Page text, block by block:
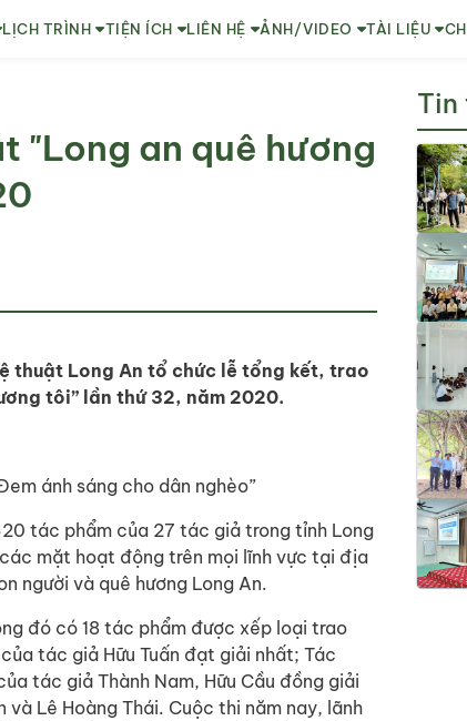
LỊCH TRÌNH TIỆN ÍCH LIÊN HỆ ẢNH/VIDEO TÀI LIỆU
"Long an quê hương
thuật Long An tổ chức lễ tổng kết, trao
tôi” lần thứ 32, năm 2020.
ánh sáng cho dân nghèo”
tác phẩm của 27 tác giả trong tỉnh Long
mặt hoạt động trên mọi lĩnh vực tại địa
người và quê hương Long An.
đó có 18 tác phẩm được xếp loại trao
tác giả Hữu Tuấn đạt giải nhất; Tác
tác giả Thành Nam, Hữu Cầu đồng giải
Lê Hoàng Thái. Cuộc thi năm nay, lãnh
Tin